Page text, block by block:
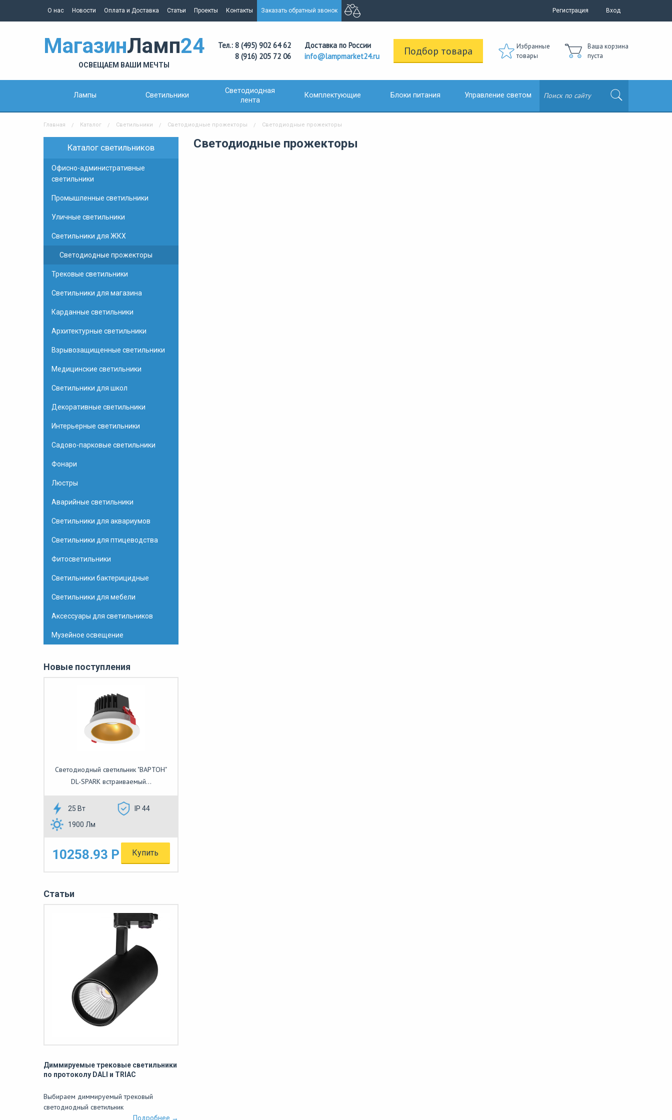
О нас Новости Оплата и Доставка Статьи Проекты Контакты Заказать обратный звонок Регистрация Вход
МагазинЛамп24
ОСВЕЩАЕМ ВАШИ МЕЧТЫ
Тел.: 8 (495) 902 64 62
8 (916) 205 72 06
Доставка по России
info@lampmarket24.ru
Подбор товара
Избранные
товары
Ваша корзина
пуста
Лампы Светильники
Светодиодная
лента
Комплектующие Блоки питания Управление светом
Главная Каталог Светильники Светодиодные прожекторы Светодиодные прожекторы
Каталог светильников
Офисно-административные
светильники
Промышленные светильники
Уличные светильники
Светильники для ЖКХ
Светодиодные прожекторы
Трековые светильники
Светильники для магазина
Карданные светильники
Архитектурные светильники
Взрывозащищенные светильники
Медицинские светильники
Светильники для школ
Декоративные светильники
Интерьерные светильники
Садово-парковые светильники
Фонари
Люстры
Аварийные светильники
Светильники для аквариумов
Светильники для птицеводства
Фитосветильники
Светильники бактерицидные
Светильники для мебели
Аксессуары для светильников
Музейное освещение
Новые поступления
Светодиодный светильник "ВАРТОН"
DL-SPARK встраиваемый...
25 Вт
IP 44
1900 Лм
10258.93 Р Купить
Статьи
Диммируемые трековые светильники
по протоколу DALI и TRIAC
Выбираем диммируемый трековый
светодиодный светильник
Подробнее →
Светодиодные прожекторы